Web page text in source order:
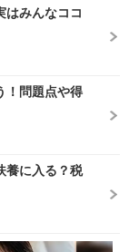
はみんなココ
！問題点や得
養に入る？税